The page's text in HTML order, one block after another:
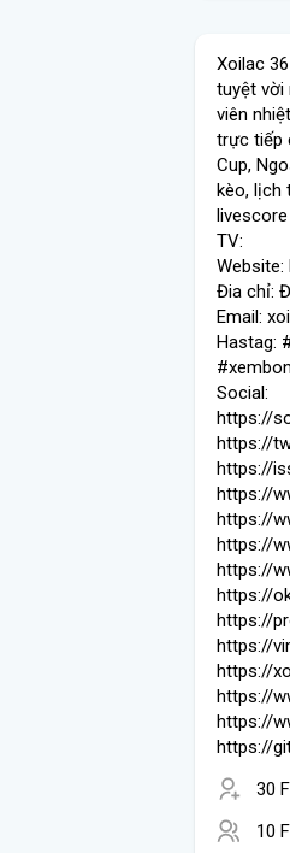
Xoilac
tuyệt vời
viên
trực tiếp
Cup,
kèo, lịch
TV:
Đia chỉ:
Email:
Hastag:
Social:
https://
https://
https://
https://
https://
https://
https://
https://
https://
https://
https://
https://
https://
https://
30
10